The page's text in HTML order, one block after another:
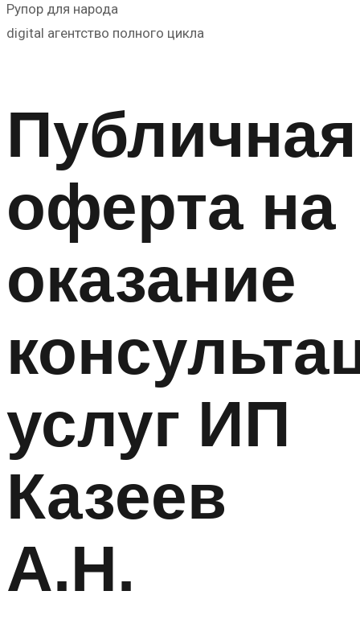
Рупор для народа
digital агентство полного цикла
Публичная
оферта на
оказание
услуг ИП
Казеев
А.Н.